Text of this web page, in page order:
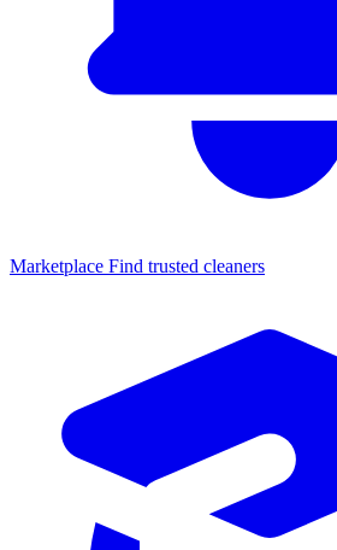
Marketplace Find trusted cleaners